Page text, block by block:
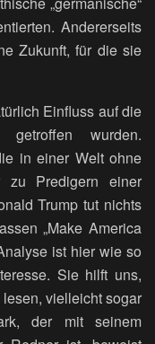
Andererseits
Zukunft, für die sie
Einfluss auf die
getroffen wurden.
in einer Welt ohne
zu Predigern einer
Trump tut nichts
„Make America
ist hier wie so
Sie hilft uns,
vielleicht sogar
der mit seinem